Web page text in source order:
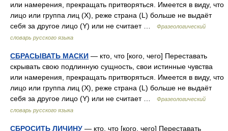
или намерения, прекращать притворяться. Имеется в виду, что
лицо или группа лиц (Х), реже страна (L) больше не выдаёт
себя за другое лицо (Y) или не считает …
Фразеологический
словарь русского языка
СБРАСЫВАТЬ МАСКИ — кто, что [кого, чего] Переставать
скрывать свою подлинную сущность, свои истинные чувства
или намерения, прекращать притворяться. Имеется в виду, что
лицо или группа лиц (Х), реже страна (L) больше не выдаёт
себя за другое лицо (Y) или не считает …
Фразеологический
словарь русского языка
СБРОСИТЬ ЛИЧИНУ — кто, что [кого, чего] Переставать